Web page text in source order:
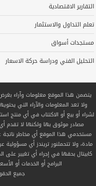
التقارير الاقتصادية
تعلم التداول والاستثمار
مستجدات أسواق
التحليل الفني ودراسة حركة الاسعار
يتضمن هذا الموقع معلومات وآراء
ولا تعد المعلومات والآراء التي
لشراء أو بيع أو الاكتتاب في أي منتج
مصادر موثوق بها ولكنها لا تقدم
مستخدمي هذا الموقع أي مخاطر ناتجة
مادة، ولا تتحملنور تريندز أي
كابيتال بحقها في إجراء أي تغيير على
البرامج أو الخدمات أو
جميع